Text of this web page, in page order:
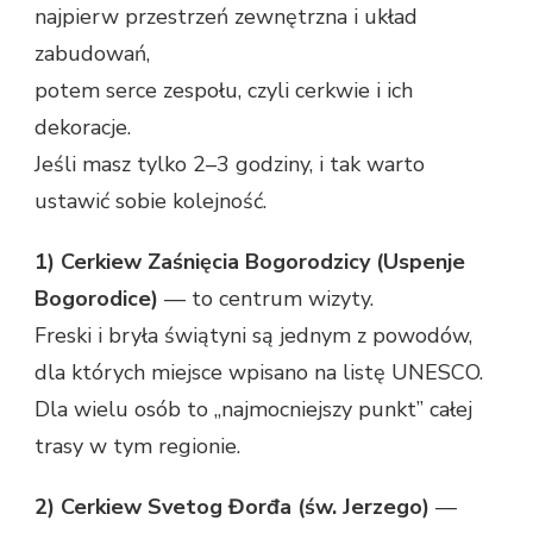
najpierw przestrzeń zewnętrzna i układ
zabudowań,
potem serce zespołu, czyli cerkwie i ich
dekoracje.
Jeśli masz tylko 2–3 godziny, i tak warto
ustawić sobie kolejność.
1) Cerkiew Zaśnięcia Bogorodzicy (Uspenje
Bogorodice) — to centrum wizyty.
Freski i bryła świątyni są jednym z powodów,
dla których miejsce wpisano na listę UNESCO.
Dla wielu osób to „najmocniejszy punkt” całej
trasy w tym regionie.
2) Cerkiew Svetog Đorđa (św. Jerzego) —